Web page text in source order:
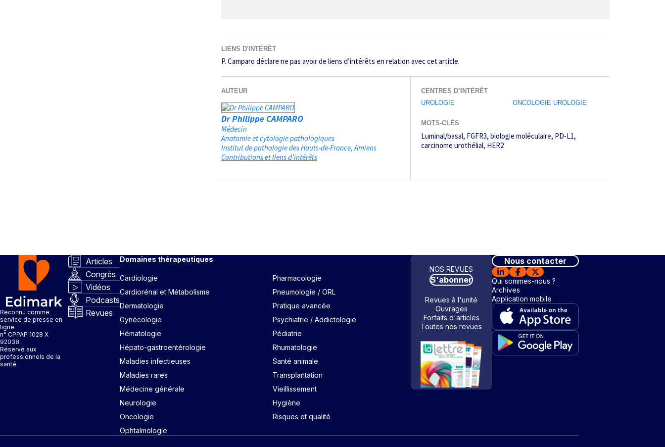
LIENS D'INTÉRÊT
P. Camparo déclare ne pas avoir de liens d’intérêts en relation avec cet article.
AUTEUR
Dr Philippe CAMPARO
Médecin
Anatomie et cytologie pathologiques
Institut de pathologie des Hauts-de-France Amiens
Contributions et liens d’intérêts
CENTRES D’INTÉRÊT
UROLOGIE
ONCOLOGIE UROLOGIE
MOTS-CLÉS
Luminal/basal FGFR3 biologie moléculaire PD-L1
carcinome urothélial HER2
Reconnu comme
service de presse en
ligne.
n° CPPAP 1028 X
92038.
Réservé aux
professionnels de la
santé.
Articles
Congrès
Vidéos
Podcasts
Revues
Domaines thérapeutiques
Cardiologie
Cardiorénal et Métabolisme
Dermatologie
Gynécologie
Hématologie
Hépato-gastroentérologie
Maladies infectieuses
Maladies rares
Médecine générale
Neurologie
Oncologie
Ophtalmologie
Pharmacologie
Pneumologie / ORL
Pratique avancée
Psychiatrie / Addictologie
Pédiatrie
Rhumatologie
Santé animale
Transplantation
Vieillissement
Hygiène
Risques et qualité
NOS REVUES
S'abonner
Revues à l'unité
Ouvrages
Forfaits d'articles
Toutes nos revues
Nous contacter
Qui sommes-nous ?
Archives
Application mobile